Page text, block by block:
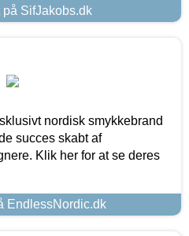
SifJakobs.dk
nordisk smykkebrand
succes skabt af
Klik her for at se deres
EndlessNordic.dk